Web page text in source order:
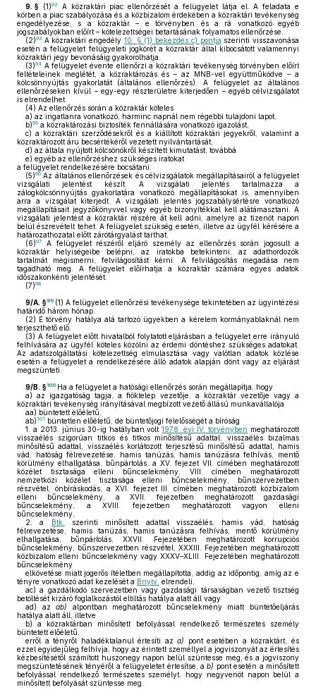
9. § (1)92
A közraktári piac ellenőrzését a felügyelet látja el. A feladata e
körben a piac szabályozása és a közbizalom érdekében a közraktári tevékenység
engedélyezése, s a közraktár – e törvényben és a rá vonatkozó egyéb
jogszabályokban előírt – kötelezettségei betartásának folyamatos ellenőrzése.
(2)93 A közraktári engedély 10. § (1) bekezdés c) pontja szerinti visszavonása
esetén a felügyelet felügyeleti jogkörét a közraktár által kibocsátott valamennyi
közraktári jegy bevonásáig gyakorolhatja.
(3)94 A felügyelet évente ellenőrzi a közraktári tevékenység törvényben előírt
feltételeinek meglétét, a közraktározás és – az MNB-vel együttműködve – a
kölcsönnyújtás gyakorlatát (általános ellenőrzés). A felügyelet az általános
ellenőrzéseken kívül – egy-egy részterületre kiterjedően – egyéb célvizsgálatot
is elrendelhet.
(4) Az ellenőrzés során a közraktár köteles
a) az ingatlanra vonatkozó, harminc napnál nem régebbi tulajdoni lapot,
b)95 a közraktározási biztosíték fennállására vonatkozó igazolást,
c) a közraktári szerződésekről és a kiállított közraktári jegyekről, valamint a
közraktározott áru becsértékéről vezetett nyilvántartását,
d) az általa nyújtott kölcsönökről készített kimutatást, továbbá
e) egyéb az ellenőrzéshez szükséges iratokat
a felügyelet rendelkezésére bocsátani.
(5)96 Az általános ellenőrzések és célvizsgálatok megállapításairól a felügyelet
vizsgálati jelentést készít. A vizsgálati jelentés tartalmazza a
zálogkölcsönnyújtás gyakorlatára vonatkozó megállapításokat is, amennyiben
arra a vizsgálat kiterjedt. A vizsgálati jelentés jogszabálysértésre vonatkozó
megállapításait jegyzőkönyvvel vagy egyéb bizonyítékkal kell alátámasztani. A
vizsgálati jelentést a közraktár részére át kell adni, amelyre az tizenöt napon
belül észrevételt tehet. A felügyelet szükség esetén, illetve az ügyfél kérésére a
határozathozatal előtt zárótárgyalást tarthat.
(6)97
A felügyelet részéről eljáró személy az ellenőrzés során jogosult a
közraktár helyiségeibe belépni, az iratokba betekinteni, az adathordozók
tartalmát megismerni, felvilágosítást kérni. A felvilágosítás megadása nem
tagadható meg. A felügyelet előírhatja a közraktár számára egyes adatok
időszakonkénti jelentését.
(7)98
9/A. §99 (1) A felügyelet ellenőrzési tevékenysége tekintetében az ügyintézési
határidő három hónap.
(2) E törvény hatálya alá tartozó ügyekben a kérelem kormányablaknál nem
terjeszthető elő.
(3) A felügyelet előtt hivatalból folytatott eljárásban a felügyelet erre irányuló
felhívására az ügyfél köteles közölni az érdemi döntéshez szükséges adatokat.
Az adatszolgáltatási kötelezettség elmulasztása vagy valótlan adatok közlése
esetén a felügyelet a rendelkezésére álló adatok alapján dönt vagy az eljárást
megszünteti.
9/B. §100 Ha a felügyelet a hatósági ellenőrzés során megállapítja, hogy
a) az igazgatóság tagja, a fióktelep vezetője, a közraktár vezetője vagy a
közraktári tevékenység irányításával megbízott vezető állású munkavállalója
aa) büntetett előéletű,
ab) 101 büntetlen előéletű, de büntetőjogi felelősségét a bíróság
1. a 2013. június 30-ig hatályban volt1978. évi IV. törvényben meghatározott
visszaélés szigorúan titkos és titkos minősítésű adattal, visszaélés bizalmas
minősítésű adattal, visszaélés korlátozott terjesztésű minősítésű adattal, hamis
vád, hatóság félrevezetése, hamis tanúzás, hamis tanúzásra felhívás, mentő
körülmény elhallgatása, bűnpártolás, a XV. fejezet VII. címében meghatározott
közélet tisztasága elleni bűncselekmény, VIII. címében meghatározott
nemzetközi közélet tisztasága elleni bűncselekmény, bűnszervezetben
részvétel, önbíráskodás, a XVI. fejezet III. címében meghatározott közbizalom
elleni bűncselekmény, a XVII. fejezetben meghatározott gazdasági
bűncselekmény, a XVIII. fejezetben meghatározott vagyon elleni
bűncselekmény,
2. a
Btk.
szerinti minősített adattal visszaélés, hamis vád, hatóság
félrevezetése, hamis tanúzás, hamis tanúzásra felhívás, mentő körülmény
elhallgatása, bűnpártolás, XXVII. Fejezetében meghatározott korrupciós
bűncselekmény, bűnszervezetben részvétel, XXXIII. Fejezetében meghatározott
közbizalom elleni bűncselekmény vagy XXXV–XLIII. Fejezetében meghatározott
bűncselekmény
elkövetése miatt jogerős ítéletben megállapította, addig az időpontig, amíg az e
tényre vonatkozó adat kezelését a Bnytv. elrendeli,
ac) a gazdálkodó szervezetben vagy gazdasági társaságban vezető tisztség
betöltését kizáró foglalkozástól eltiltás hatálya alatt áll vagy
ad) azab) alpontban meghatározott bűncselekmény miatt büntetőeljárás
hatálya alatt áll, illetve
b) a közraktárban minősített befolyással rendelkező természetes személy
büntetett előéletű,
erről a tényről haladéktalanul értesíti aza)
pont esetében a közraktárt, és
ezzel egyidejűleg felhívja, hogy az érintett személlyel a jogviszonyát az értesítés
kézbesítésétől számított huszonegy napon belül szüntesse meg, és a jogviszony
megszüntetésének tényéről a felügyeletet értesítse, ab) pont esetén a minősített
befolyással rendelkező természetes személyt, hogy negyvenöt napon belül a
minősített befolyását szüntesse meg.